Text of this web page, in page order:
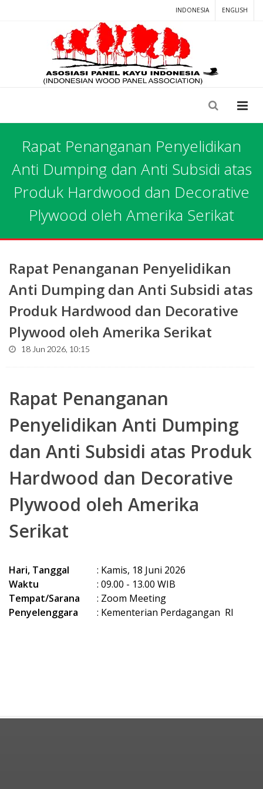
INDONESIA ENGLISH
Rapat Penanganan Penyelidikan
Anti Dumping dan Anti Subsidi atas
Produk Hardwood dan Decorative
Plywood oleh Amerika Serikat
Rapat Penanganan Penyelidikan
Anti Dumping dan Anti Subsidi atas
Produk Hardwood dan Decorative
Plywood oleh Amerika Serikat
18 Jun 2026, 10:15
Rapat Penanganan
Penyelidikan Anti Dumping
dan Anti Subsidi atas Produk
Hardwood dan Decorative
Plywood oleh Amerika
Serikat
Hari, Tanggal
: Kamis, 18 Juni 2026
Waktu
: 09.00 - 13.00 WIB
Tempat/Sarana
: Zoom Meeting
Penyelenggara
: Kementerian Perdagangan RI